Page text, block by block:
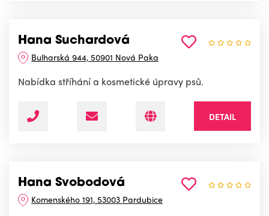
Hana Suchardová
Bulharská 944, 50901 Nová Paka
Nabídka stříhání a kosmetické úpravy psů.
DETAIL
Hana Svobodová
Komenského 191, 53003 Pardubice